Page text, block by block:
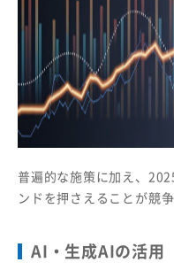
普遍的な施策に加え、
ンドを押さえることが競
AI・生成AIの活用